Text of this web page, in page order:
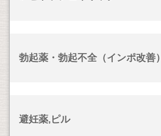
勃起薬・勃起不全（インポ改善）
避妊薬,ピル